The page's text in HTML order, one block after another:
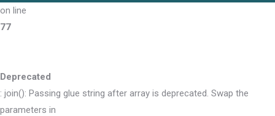
on line
77
Deprecated
: join(): Passing glue string after array is deprecated. Swap the
parameters in